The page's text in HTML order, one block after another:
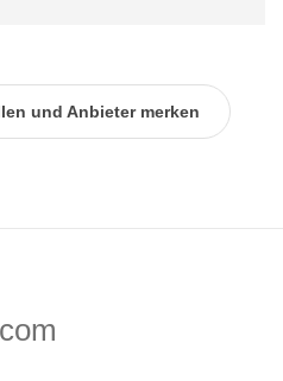
und Anbieter merken